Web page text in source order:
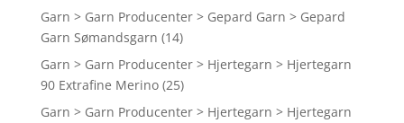
Garn > Garn Producenter > Gepard Garn > Gepard
Garn Sømandsgarn (14)
Garn > Garn Producenter > Hjertegarn > Hjertegarn
90 Extrafine Merino (25)
Garn > Garn Producenter > Hjertegarn > Hjertegarn